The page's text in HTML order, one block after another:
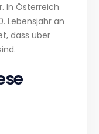
In Österreich
Lebensjahr an
dass über